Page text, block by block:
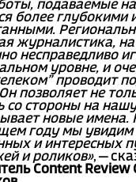
подаваемые
более глубокими
журналистика,
несправедливо
уровне, и
проводит
позволяет не
со стороны на
новые имена.
году мы
и интересных
и роликов», —
Content Review